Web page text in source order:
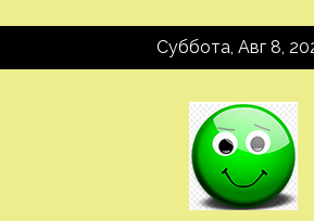
Суббота, Авг 8,